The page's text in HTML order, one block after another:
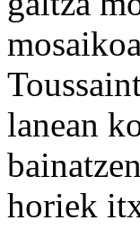
lanean
horiek